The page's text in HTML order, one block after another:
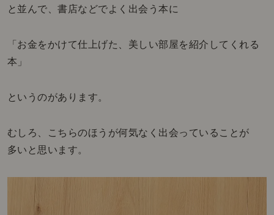
と並んで、書店などでよく出会う本に
「お金をかけて仕上げた、美しい部屋を紹介してくれる
本」
というのがあります。
むしろ、こちらのほうが何気なく出会っていることが
多いと思います。